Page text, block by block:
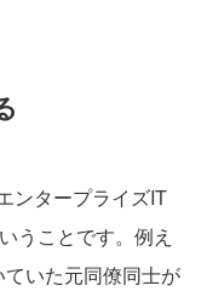
ンタープライズIT
うことです。例え
いた元同僚同士が